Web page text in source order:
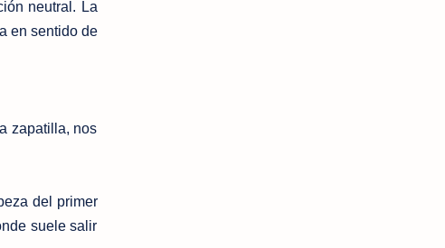
neutral. La
en sentido de
zapatilla, nos
del primer
suele salir